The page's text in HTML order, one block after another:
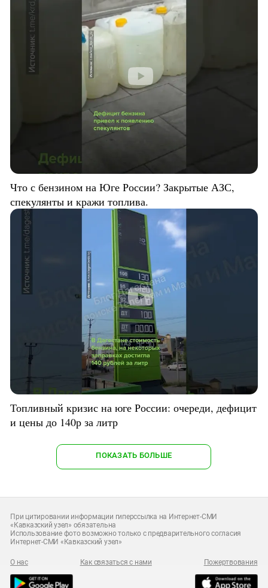
Что с бензином на Юге России? Закрытые АЗС,
спекулянты и кражи топлива.
Топливный кризис на юге России: очереди, дефицит
и цены до 140р за литр
ПОКАЗАТЬ БОЛЬШЕ
При цитировании информации гиперссылка на Интернет-СМИ
«Кавказский узел» обязательна
Использование фото возможно только с предварительного согласия
Интернет-СМИ «Кавказский узел»
О нас Как связаться с нами Пожертвования